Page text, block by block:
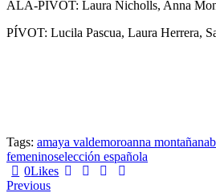
ALA-PÍVOT: Laura Nicholls, Anna
PÍVOT: Lucila Pascua, Laura Herrera,
Tags: amaya valdemoroanna montañana
femeninoselección española
0Likes
Previous